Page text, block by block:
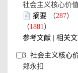
社会主义核心价
摘要 （287）
（1881）
参考文献
相关
3. 社会主义核心
郑永扣